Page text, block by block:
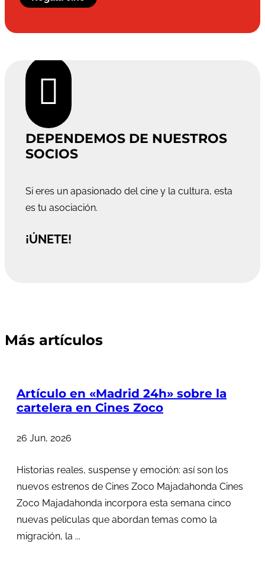

DEPENDEMOS DE NUESTROS
SOCIOS
Si eres un apasionado del cine y la cultura, esta
es tu asociación.
¡ÚNETE!
Más artículos
Artículo en «Madrid 24h» sobre la
cartelera en Cines Zoco
26 Jun, 2026
Historias reales, suspense y emoción: así son los
nuevos estrenos de Cines Zoco Majadahonda Cines
Zoco Majadahonda incorpora esta semana cinco
nuevas películas que abordan temas como la
migración, la ...